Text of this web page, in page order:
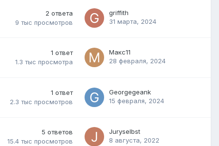
2 ответа
9 тыс просмотров
griffith
31 марта, 2024
1 ответ
1.3 тыс просмотра
Макс11
28 февраля, 2024
1 ответ
2.3 тыс просмотров
Georgegeank
15 февраля, 2024
5 ответов
15.4 тыс просмотров
Juryselbst
8 августа, 2022